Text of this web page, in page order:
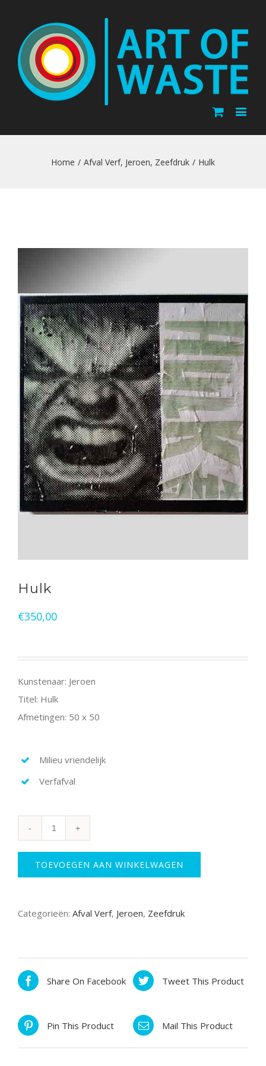
Home / Afval Verf, Jeroen, Zeefdruk / Hulk
Hulk
€350,00
Kunstenaar: Jeroen
Titel: Hulk
Afmetingen: 50 x 50
Milieu vriendelijk
Verfafval
Hulk
aantal
TOEVOEGEN AAN WINKELWAGEN
Categorieën: Afval Verf, Jeroen, Zeefdruk
Share On Facebook Tweet This Product
Pin This Product Mail This Product